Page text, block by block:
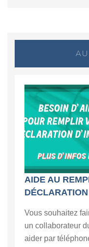
AIDE AU
DÉCLARATION
Vous souhaitez
un collaborateur
aider par